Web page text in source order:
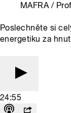
MAFRA /
Poslechněte si
energetiku za
24:55